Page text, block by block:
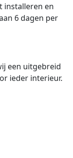
installeren en
6 dagen per
een uitgebreid
ieder interieur.